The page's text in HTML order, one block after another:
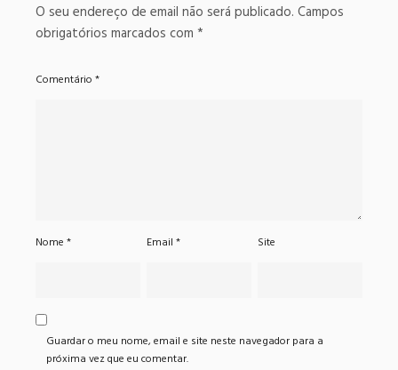
O seu endereço de email não será publicado. Campos
obrigatórios marcados com *
Comentário *
Nome * Email* Site
Guardar o meu nome, email e site neste navegador para a
próxima vez que eu comentar.